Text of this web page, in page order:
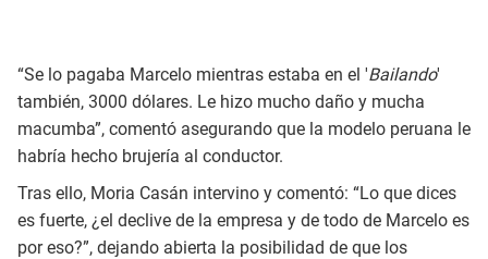
“Se lo pagaba Marcelo mientras estaba en el 'Bailando'
también, 3000 dólares. Le hizo mucho daño y mucha
macumba”, comentó asegurando que la modelo peruana le
habría hecho brujería al conductor.
Tras ello, Moria Casán intervino y comentó: “Lo que dices
es fuerte, ¿el declive de la empresa y de todo de Marcelo es
por eso?”, dejando abierta la posibilidad de que los